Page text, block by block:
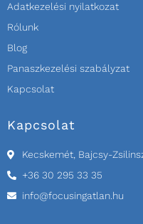
Adatkezelési nyilatkozat
Rólunk
Blog
Panaszkezelési szabályzat
Kapcsolat
Kapcsolat
Kecskemét, Bajcsy-
+36 30 295 33 35
info@focusingatlan.hu